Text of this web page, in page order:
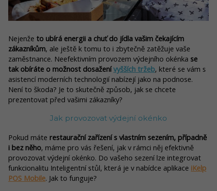
Nejenže to ubírá energii a chuť do jídla vašim čekajícím
zákazníkům, ale ještě k tomu to i zbytečně zatěžuje vaše
zaměstnance. Neefektivním provozem výdejního okénka se
tak obíráte o možnost dosaženívyšších tržeb, které se vám s
asistencí moderních technologií nabízejí jako na podnose.
Není to škoda? Je to skutečně způsob, jak se chcete
prezentovat před vašimi zákazníky?
Jak provozovat výdejní okénko
Pokud máte restaurační zařízení s vlastním sezením, případně
i bez něho, máme pro vás řešení, jak v rámci něj efektivně
provozovat výdejní okénko. Do vašeho sezení lze integrovat
funkcionalitu Inteligentní stůl, která je v nabídce aplikace iKelp
POS Mobile. Jak to funguje?